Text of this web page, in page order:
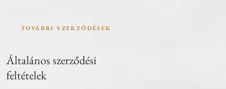
TOVÁBBI SZERZŐDÉSEK
Általános szerződési
feltételek